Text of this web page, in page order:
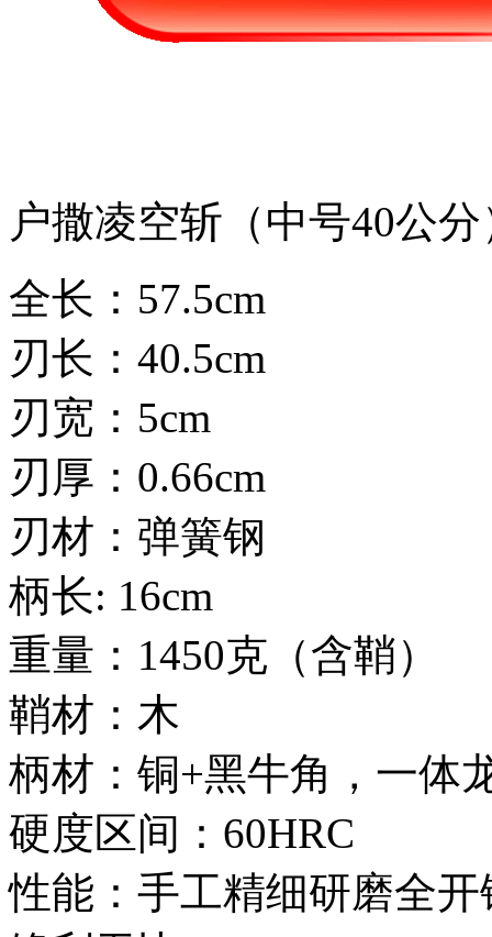
户撒凌空斩（中号40公分
全长：57.5cm
刃长：40.5cm
刃宽：5cm
刃厚：0.66cm
刃材：弹簧钢
柄长: 16cm
重量：1450克（含鞘）
鞘材：木
柄材：铜+黑牛角，一体
硬度区间：60HRC
性能：手工精细研磨全